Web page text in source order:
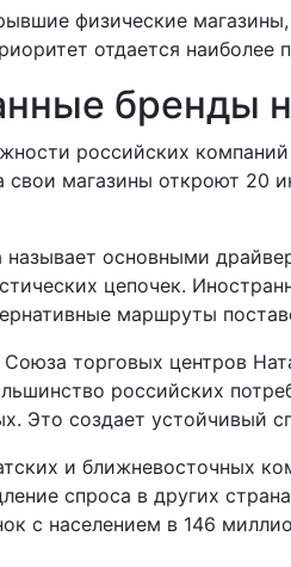
физические
отдается
бренды
российских
свои магазины откроют 20
основными
цепочек.
маршруты
торговых центров
российских
Это создает устойчивый
и ближневосточных
спроса в других
с населением в 146